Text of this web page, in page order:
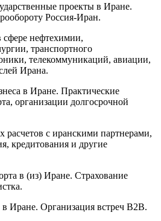
проекты в Иране.
Россия-Иран.
нефтехимии,
транспортного
телекоммуникаций, авиации,
Ирана.
в Иране. Практические
организации долгосрочной
с иранскими партнерами,
кредитования и другие
в (из) Иране. Страхование
Иране. Организация встреч В2В.